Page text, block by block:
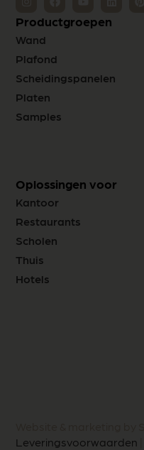
Productgroepen
Wand
Plafond
Scheidingspanelen
Platen
Samples
Oplossingen voor
Kantoor
Restaurants
Scholen
Thuis
Hotels
Leveringsvoorwaarden